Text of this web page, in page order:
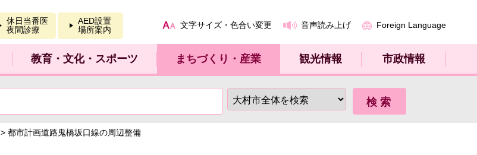
休日当番医
夜間診療
AED設置
場所案内
文字サイズ・色合い変更 音声読み上げ Foreign Language
教育・文化・スポーツ まちづくり・産業 観光情報 市政情報
> 都市計画道路鬼橋坂口線の周辺整備